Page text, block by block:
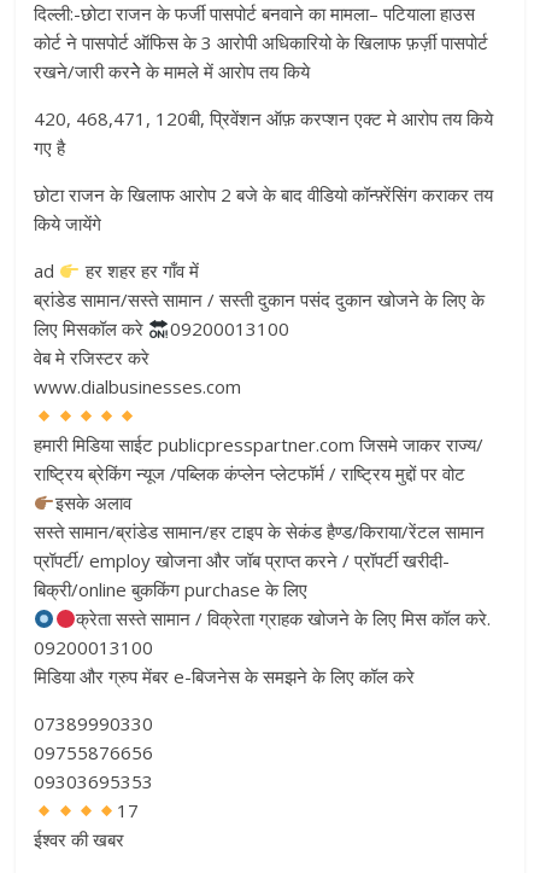
दिल्ली:-छोटा राजन के फर्जी पासपोर्ट बनवाने का मामला– पटियाला हाउस
कोर्ट ने पासपोर्ट ऑफिस के 3 आरोपी अधिकारियो के खिलाफ फ़र्ज़ी पासपोर्ट
रखने/जारी करनेे के मामले में आरोप तय किये
420, 468,471, 120बी, प्रिवेंशन ऑफ़ करप्शन एक्ट मे आरोप तय किये
गए है
छोटा राजन के खिलाफ आरोप 2 बजे के बाद वीडियो कॉन्फ़्रेंसिंग कराकर तय
किये जायेंगे
ad
हर शहर हर गाँव में
ब्रांडेड सामान/सस्ते सामान / सस्ती दुकान पसंद दुकान खोजने के लिए के
लिए मिसकॉल करे
09200013100
वेब मे रजिस्टर करे
www.dialbusinesses.com
हमारी मिडिया साईट publicpresspartner.com जिसमे जाकर राज्य/
राष्ट्रिय ब्रेकिंग न्यूज /पब्लिक कंप्लेन प्लेटफॉर्म / राष्ट्रिय मुद्दों पर वोट
इसके अलाव
सस्ते सामान/ब्रांडेड सामान/हर टाइप के सेकंड हैण्ड/किराया/रेंटल सामान
प्रॉपर्टी/ employ खोजना और जॉब प्राप्त करने / प्रॉपर्टी खरीदी-
बिक्री/online बुककिंग purchase के लिए
क्रेता सस्ते सामान / विक्रेता ग्राहक खोजने के लिए मिस कॉल करे.
09200013100
मिडिया और ग्रुप मेंबर e-बिजनेस के समझने के लिए कॉल करे
07389990330
09755876656
09303695353
17
ईश्वर की खबर